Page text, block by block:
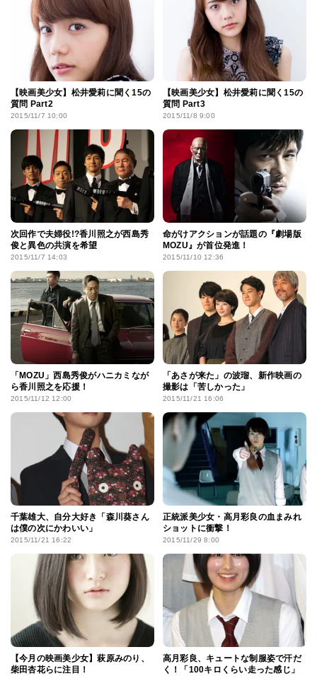
【映画美少女】松井愛莉に聞く15の
質問 Part2
2015/11/7 10:00
【映画美少女】松井愛莉に聞く15の
質問 Part3
2015/11/8 9:00
次回作で夫婦役!?香川照之が西島秀
俊と異色の共演を希望
2015/11/7 14:03
命がけアクションが話題の『劇場版
MOZU』が首位発進！
2015/11/10 12:36
「MOZU」西島秀俊がハニカミなが
ら香川照之を応援！
2015/11/12 12:00
「あさが来た」の波瑠、新作映画の
撮影は「苦しかった」
2015/11/21 16:06
千葉雄大、自分大好き「森川葵さん
は僕の次にかわいい」
2015/11/21 16:22
正統派美少女・高月彩良の血まみれ
ショットに衝撃！
2015/11/29 8:00
【今月の映画美少女】萩原みのり、
柴田杏花らに注目！
高月彩良、キュートな制服姿で汗だ
く！「100キロくらい走った感じ」